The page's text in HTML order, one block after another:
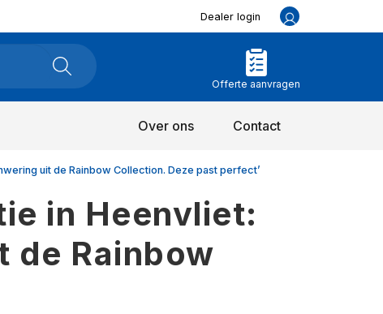
Dealer login
Offerte aanvragen
Over ons Contact
uit de Rainbow Collection. Deze past perfect’
in Heenvliet:
de Rainbow